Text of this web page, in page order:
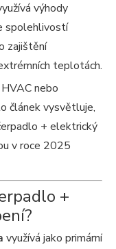
výhody
spolehlivostí
zajištění
teplotách.
nebo
článek vysvětluje,
+ elektrický
v roce 2025
+
využívá jako primární